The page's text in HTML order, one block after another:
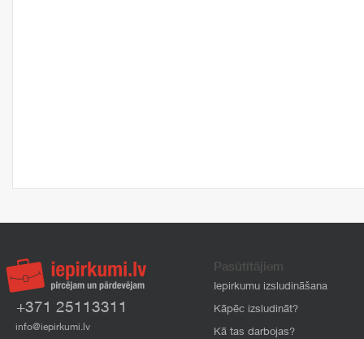
+371 25113311
info@iepirkumi.lv
Pasūtītājiem
Iepirkumu izsludināšana
Kāpēc izsludināt?
Kā tas darbojas?